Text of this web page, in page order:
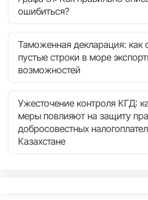
ошибиться?
Таможенная декларация: как
пустые строки в море
возможностей
Ужесточение контроля КГД:
меры повлияют на защиту
добросовестных
Казахстане